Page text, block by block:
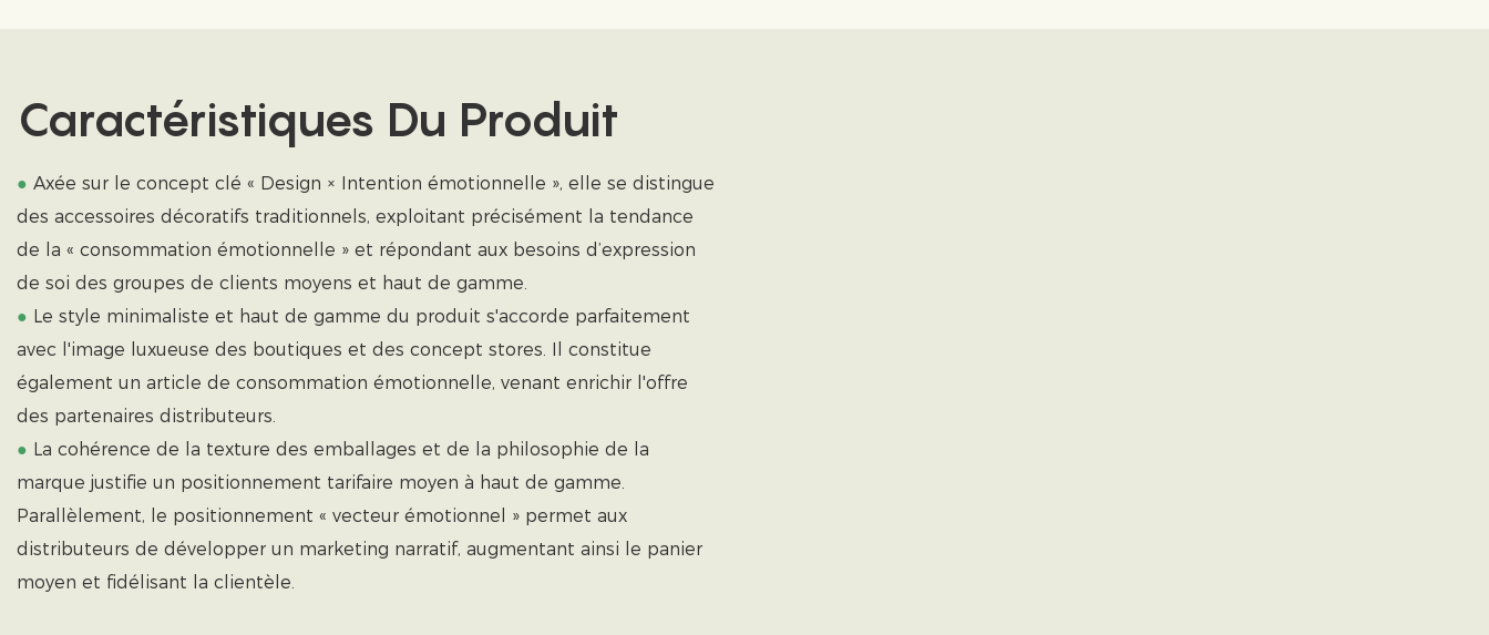
Caractéristiques Du Produit
● Axée sur le concept clé « Design × Intention émotionnelle », elle se distingue
des accessoires décoratifs traditionnels, exploitant précisément la tendance
de la « consommation émotionnelle » et répondant aux besoins d’expression
de soi des groupes de clients moyens et haut de gamme.
● Le style minimaliste et haut de gamme du produit s'accorde parfaitement
avec l'image luxueuse des boutiques et des concept stores. Il constitue
également un article de consommation émotionnelle, venant enrichir l'offre
des partenaires distributeurs.
● La cohérence de la texture des emballages et de la philosophie de la
marque justifie un positionnement tarifaire moyen à haut de gamme.
Parallèlement, le positionnement « vecteur émotionnel » permet aux
distributeurs de développer un marketing narratif, augmentant ainsi le panier
moyen et fidélisant la clientèle.